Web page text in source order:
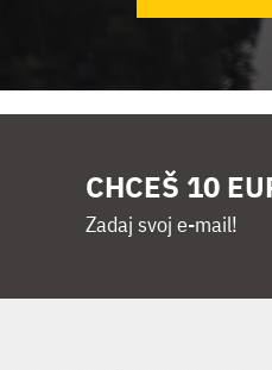
CHCEŠ 10
Zadaj svoj e-mail!